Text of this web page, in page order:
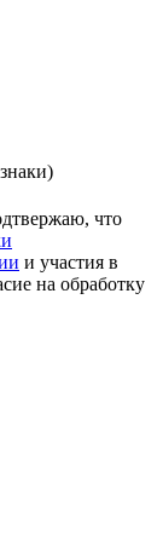
что
и участия в
на обработку